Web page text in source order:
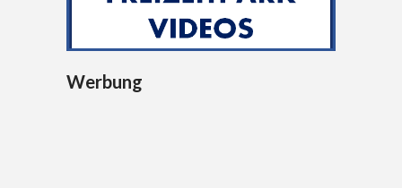
Werbung